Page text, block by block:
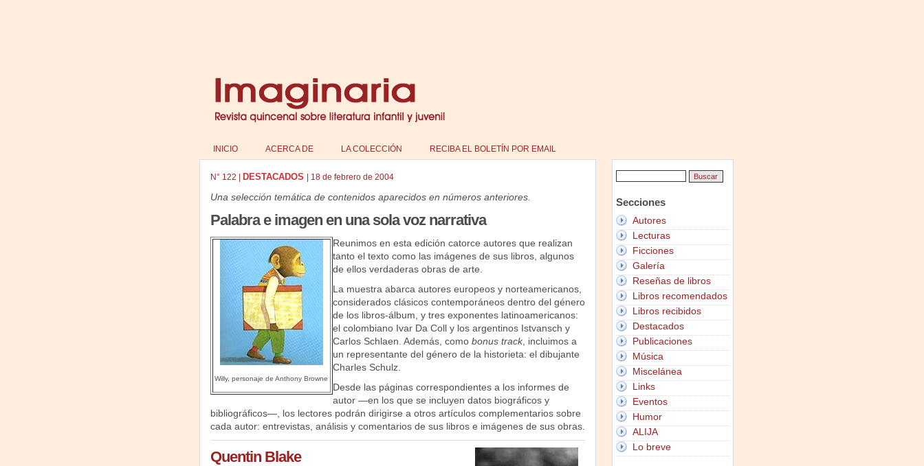
INICIO ACERCA DE LA COLECCIÓN RECIBA EL BOLETÍN POR EMAIL
N° 122 DESTACADOS 18 de febrero de 2004
Una selección temática de contenidos aparecidos en números anteriores.
Palabra e imagen en una sola voz narrativa
Willy, personaje de Anthony Browne
Reunimos en esta edición catorce autores que realizan
tanto el texto como las imágenes de sus libros, algunos
de ellos verdaderas obras de arte.
La muestra abarca autores europeos y norteamericanos,
considerados clásicos contemporáneos dentro del género
de los libros-álbum, y tres exponentes latinoamericanos:
el colombiano Ivar Da Coll y los argentinos Istvansch y
Carlos Schlaen. Además, como bonus track, incluimos a
un representante del género de la historieta: el dibujante
Charles Schulz.
Desde las páginas correspondientes a los informes de
autor —en los que se incluyen datos biográficos y
bibliográficos—, los lectores podrán dirigirse a otros artículos complementarios sobre
cada autor: entrevistas, análisis y comentarios de sus libros e imágenes de sus obras.
Quentin Blake
Secciones
Autores
Lecturas
Ficciones
Galería
Reseñas de libros
Libros recomendados
Libros recibidos
Destacados
Publicaciones
Música
Miscelánea
Links
Eventos
Humor
ALIJA
Lo breve